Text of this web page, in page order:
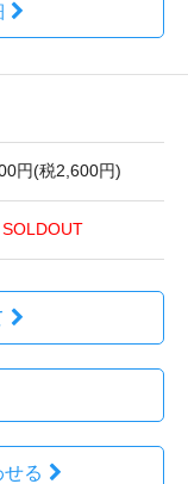
円(税2,600円)
SOLDOUT
る